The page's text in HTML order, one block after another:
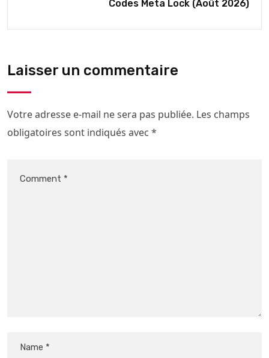
Codes Meta Lock (Août 2026)
Laisser un commentaire
Votre adresse e-mail ne sera pas publiée. Les champs
obligatoires sont indiqués avec *